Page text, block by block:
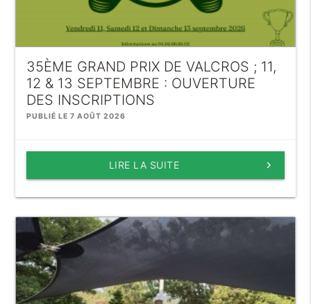
35ÈME GRAND PRIX DE VALCROS ; 11,
12 & 13 SEPTEMBRE : OUVERTURE
DES INSCRIPTIONS
PUBLIÉ LE 7 AOÛT 2026
keyboard_arrow_right
LIRE LA SUITE